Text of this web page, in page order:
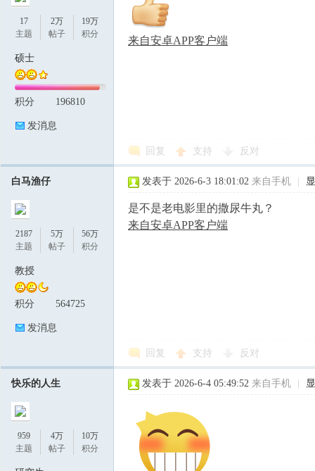
17
主题
2万
帖子
19万
积分
硕士
积分 196810
发消息
来自安卓APP客户端
回复 支持 反对
白马渔仔
2187
主题
5万
帖子
56万
积分
教授
积分 564725
发消息
发表于 2026-6-3 18:01:02 来自手机
是不是老电影里的撒尿牛丸？
来自安卓APP客户端
回复 支持 反对
快乐的人生
959
主题
4万
帖子
10万
积分
发表于 2026-6-4 05:49:52 来自手机